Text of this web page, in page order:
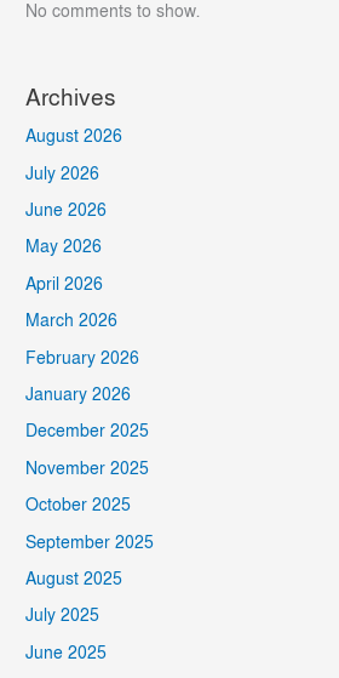
No comments to show.
Archives
August 2026
July 2026
June 2026
May 2026
April 2026
March 2026
February 2026
January 2026
December 2025
November 2025
October 2025
September 2025
August 2025
July 2025
June 2025